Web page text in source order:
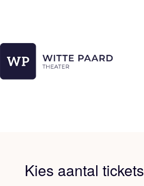
Kies aantal tickets